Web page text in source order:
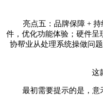
亮点五：品牌保障 + 持
件，优化功能体验；硬件呈
协帮业从处理系统操做问
这款
最初需要提示的是，意禾